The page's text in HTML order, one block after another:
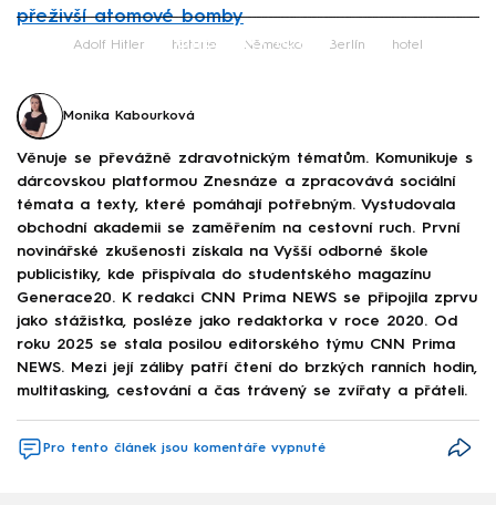
přeživší atomové bomby
Failed to fetch
Adolf Hitler historie Německo Berlín hotel
Monika Kabourková
Věnuje se převážně zdravotnickým tématům. Komunikuje s
dárcovskou platformou Znesnáze a zpracovává sociální
témata a texty, které pomáhají potřebným. Vystudovala
obchodní akademii se zaměřením na cestovní ruch. První
novinářské zkušenosti získala na Vyšší odborné škole
publicistiky, kde přispívala do studentského magazínu
Generace20. K redakci CNN Prima NEWS se připojila zprvu
jako stážistka, posléze jako redaktorka v roce 2020. Od
roku 2025 se stala posilou editorského týmu CNN Prima
NEWS. Mezi její záliby patří čtení do brzkých ranních hodin,
multitasking, cestování a čas trávený se zvířaty a přáteli.
Pro tento článek jsou komentáře vypnuté